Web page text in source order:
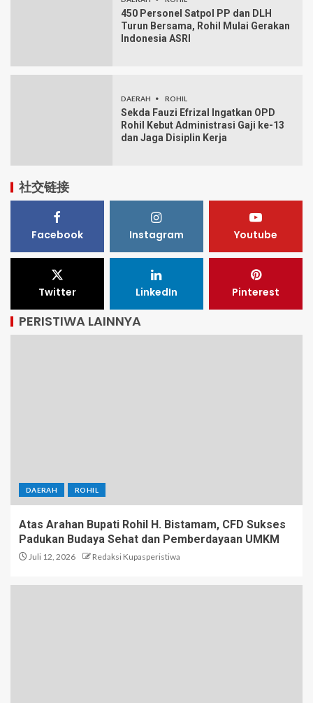
450 Personel Satpol PP dan DLH
Turun Bersama, Rohil Mulai Gerakan
Indonesia ASRI
DAERAH ROHIL
Sekda Fauzi Efrizal Ingatkan OPD
Rohil Kebut Administrasi Gaji ke-13
dan Jaga Disiplin Kerja
社交链接
Facebook Instagram Youtube
Twitter LinkedIn Pinterest
PERISTIWA LAINNYA
DAERAH ROHIL
Atas Arahan Bupati Rohil H. Bistamam, CFD Sukses
Padukan Budaya Sehat dan Pemberdayaan UMKM
Juli 12, 2026 Redaksi Kupasperistiwa